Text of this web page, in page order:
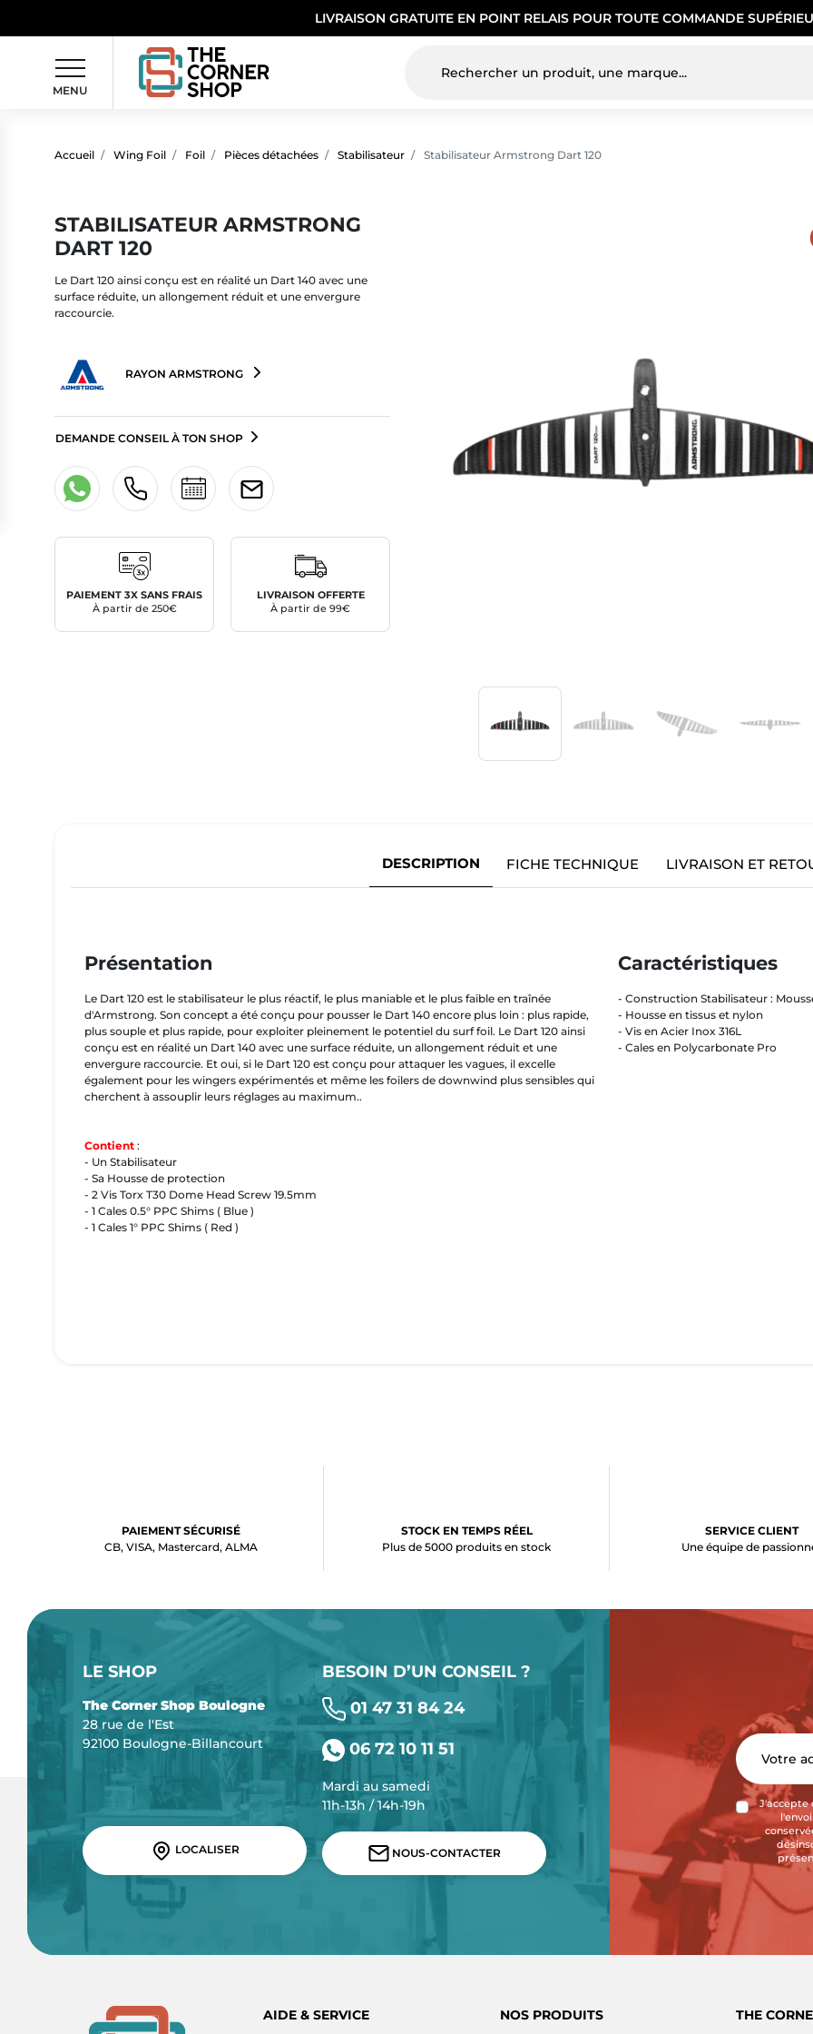
LIVRAISON GRATUITE EN POINT RELAIS POUR TOUTE COMMANDE
MENU
Accueil Wing Foil Foil Pièces détachées Stabilisateur Stabilisateur Armstrong Dart 120
STABILISATEUR ARMSTRONG
DART 120
Le Dart 120 ainsi conçu est en réalité un Dart 140 avec une
surface réduite, un allongement réduit et une envergure
raccourcie.
RAYON ARMSTRONG
DEMANDE CONSEIL À TON SHOP
PAIEMENT 3X SANS FRAIS
À partir de 250€
LIVRAISON OFFERTE
À partir de 99€
DESCRIPTION FICHE TECHNIQUE LIVRAISON ET
Présentation
Le Dart 120 est le stabilisateur le plus réactif, le plus maniable et le plus faible en traînée
d'Armstrong. Son concept a été conçu pour pousser le Dart 140 encore plus loin : plus rapide,
plus souple et plus rapide, pour exploiter pleinement le potentiel du surf foil. Le Dart 120 ainsi
conçu est en réalité un Dart 140 avec une surface réduite, un allongement réduit et une
envergure raccourcie. Et oui, si le Dart 120 est conçu pour attaquer les vagues, il excelle
également pour les wingers expérimentés et même les foilers de downwind plus sensibles qui
cherchent à assouplir leurs réglages au maximum..
Contient:
- Un Stabilisateur
- Sa Housse de protection
- 2 Vis Torx T30 Dome Head Screw 19.5mm
- 1 Cales 0.5° PPC Shims ( Blue )
- 1 Cales 1° PPC Shims ( Red )
Caractéristiques
- Construction Stabilisateur :
- Housse en tissus et nylon
- Vis en Acier Inox 316L
- Cales en Polycarbonate Pro
PAIEMENT SÉCURISÉ
CB, VISA, Mastercard, ALMA
STOCK EN TEMPS RÉEL
Plus de 5000 produits en stock
SERVICE CLIENT
Une équipe de
LE SHOP
The Corner Shop Boulogne
28 rue de l'Est
92100 Boulogne-Billancourt
LOCALISER
BESOIN D’UN CONSEIL ?
01 47 31 84 24
06 72 10 11 51
Mardi au samedi
11h-13h / 14h-19h
NOUS-CONTACTER
J'accepte
AIDE & SERVICE
NOS PRODUITS
THE